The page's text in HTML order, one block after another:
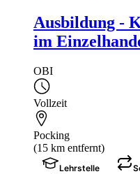
Ausbildung -
im
OBI
Vollzeit
Pocking
(15 km entfernt)
Lehrstelle